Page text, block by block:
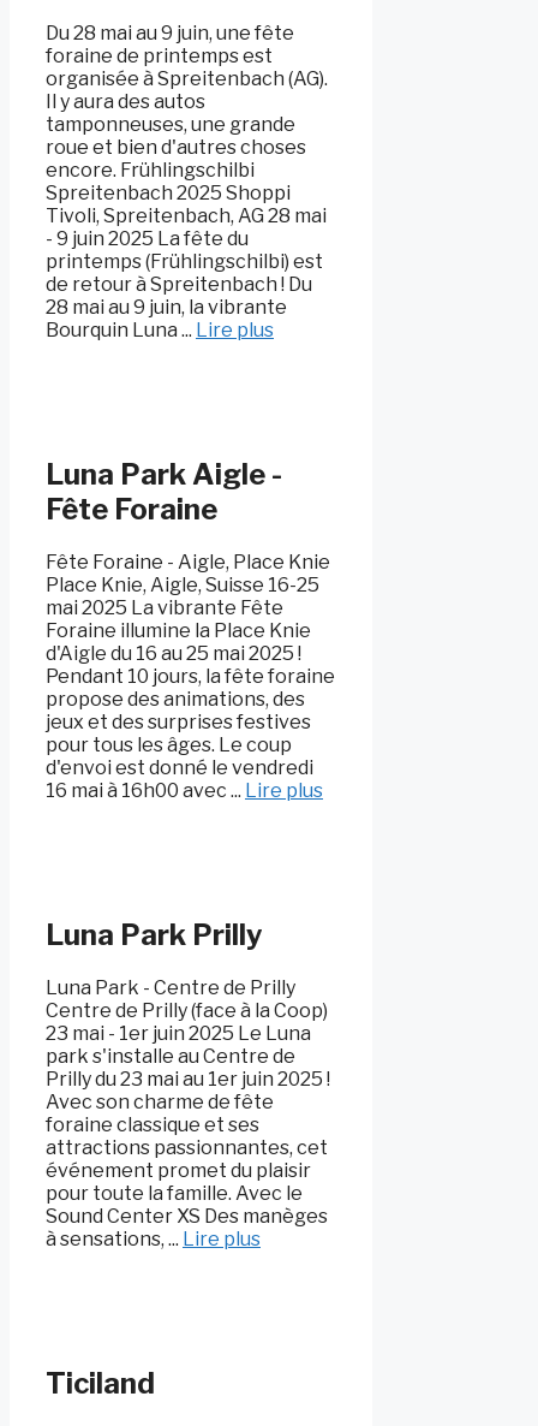
Du 28 mai au 9 juin, une fête
foraine de printemps est
organisée à Spreitenbach (AG).
Il y aura des autos
tamponneuses, une grande
roue et bien d'autres choses
encore. Frühlingschilbi
Spreitenbach 2025 Shoppi
Tivoli, Spreitenbach, AG 28 mai
- 9 juin 2025 La fête du
printemps (Frühlingschilbi) est
de retour à Spreitenbach ! Du
28 mai au 9 juin, la vibrante
Bourquin Luna ... Lire plus
Luna Park Aigle -
Fête Foraine
Fête Foraine - Aigle, Place Knie
Place Knie, Aigle, Suisse 16-25
mai 2025 La vibrante Fête
Foraine illumine la Place Knie
d'Aigle du 16 au 25 mai 2025 !
Pendant 10 jours, la fête foraine
propose des animations, des
jeux et des surprises festives
pour tous les âges. Le coup
d'envoi est donné le vendredi
16 mai à 16h00 avec ... Lire plus
Luna Park Prilly
Luna Park - Centre de Prilly
Centre de Prilly (face à la Coop)
23 mai - 1er juin 2025 Le Luna
park s'installe au Centre de
Prilly du 23 mai au 1er juin 2025 !
Avec son charme de fête
foraine classique et ses
attractions passionnantes, cet
événement promet du plaisir
pour toute la famille. Avec le
Sound Center XS Des manèges
à sensations, ... Lire plus
Ticiland